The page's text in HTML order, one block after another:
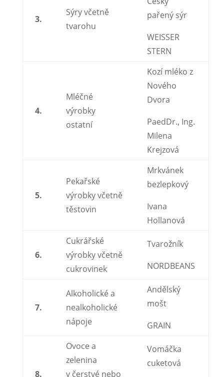
3.
Sýry včetně
tvarohu
pařený sýr
WEISSER
STERN
4.
Mléčné
výrobky
ostatní
Kozí mléko z
Nového
Dvora
PaedDr., Ing.
Milena
Krejzová
5.
Pekařské
výrobky včetně
těstovin
Mrkvánek
bezlepkový
Ivana
Hollanová
6.
Cukrářské
výrobky včetně
cukrovinek
Tvarožník
NORDBEANS
7.
Alkoholické a
nealkoholické
nápoje
Andělský
mošt
GRAIN
8.
Ovoce a
zelenina
v čerstvé nebo
Vomáčka
cuketová